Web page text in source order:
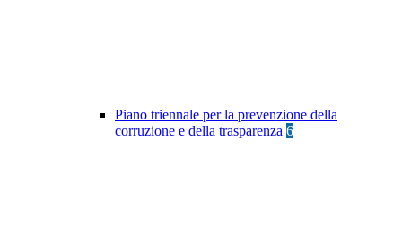
Piano triennale per la prevenzione della
corruzione e della trasparenza 6